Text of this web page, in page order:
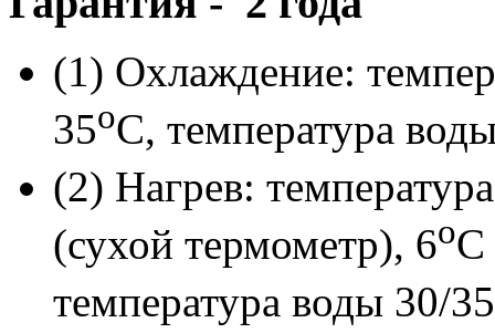
(1) Охлаждение:
35oС, температура
(2) Нагрев:
(сухой термометр), 6oС
температура воды 30/35